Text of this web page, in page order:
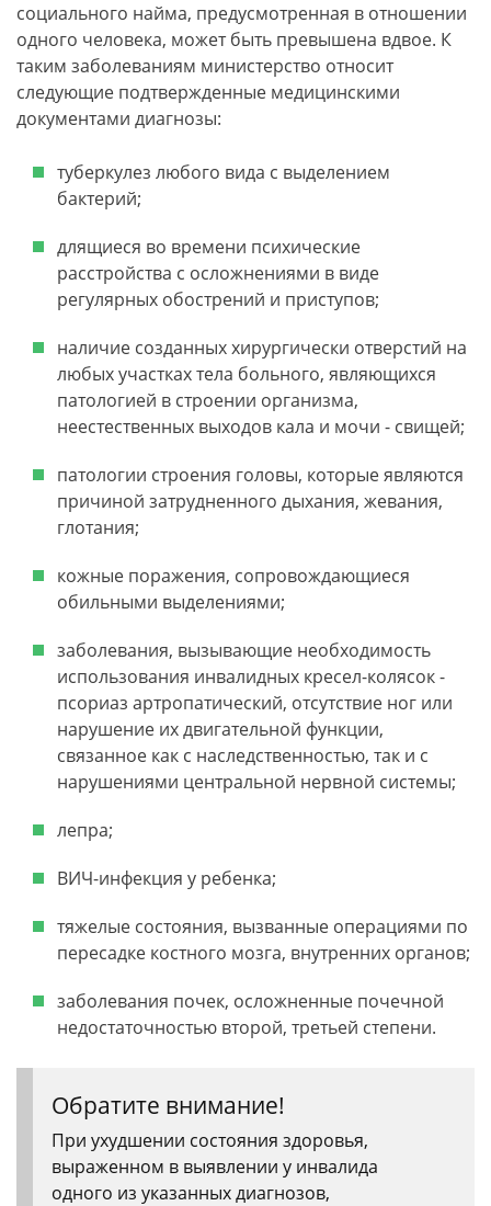
социального найма, предусмотренная в отношении
одного человека, может быть превышена вдвое. К
таким заболеваниям министерство относит
следующие подтвержденные медицинскими
документами диагнозы:
туберкулез любого вида с выделением
бактерий;
длящиеся во времени психические
расстройства с осложнениями в виде
регулярных обострений и приступов;
наличие созданных хирургически отверстий на
любых участках тела больного, являющихся
патологией в строении организма,
неестественных выходов кала и мочи - свищей;
патологии строения головы, которые являются
причиной затрудненного дыхания, жевания,
глотания;
кожные поражения, сопровождающиеся
обильными выделениями;
заболевания, вызывающие необходимость
использования инвалидных кресел-колясок -
псориаз артропатический, отсутствие ног или
нарушение их двигательной функции,
связанное как с наследственностью, так и с
нарушениями центральной нервной системы;
лепра;
ВИЧ-инфекция у ребенка;
тяжелые состояния, вызванные операциями по
пересадке костного мозга, внутренних органов;
заболевания почек, осложненные почечной
недостаточностью второй, третьей степени.
Обратите внимание!
При ухудшении состояния здоровья,
выраженном в выявлении у инвалида
одного из указанных диагнозов,